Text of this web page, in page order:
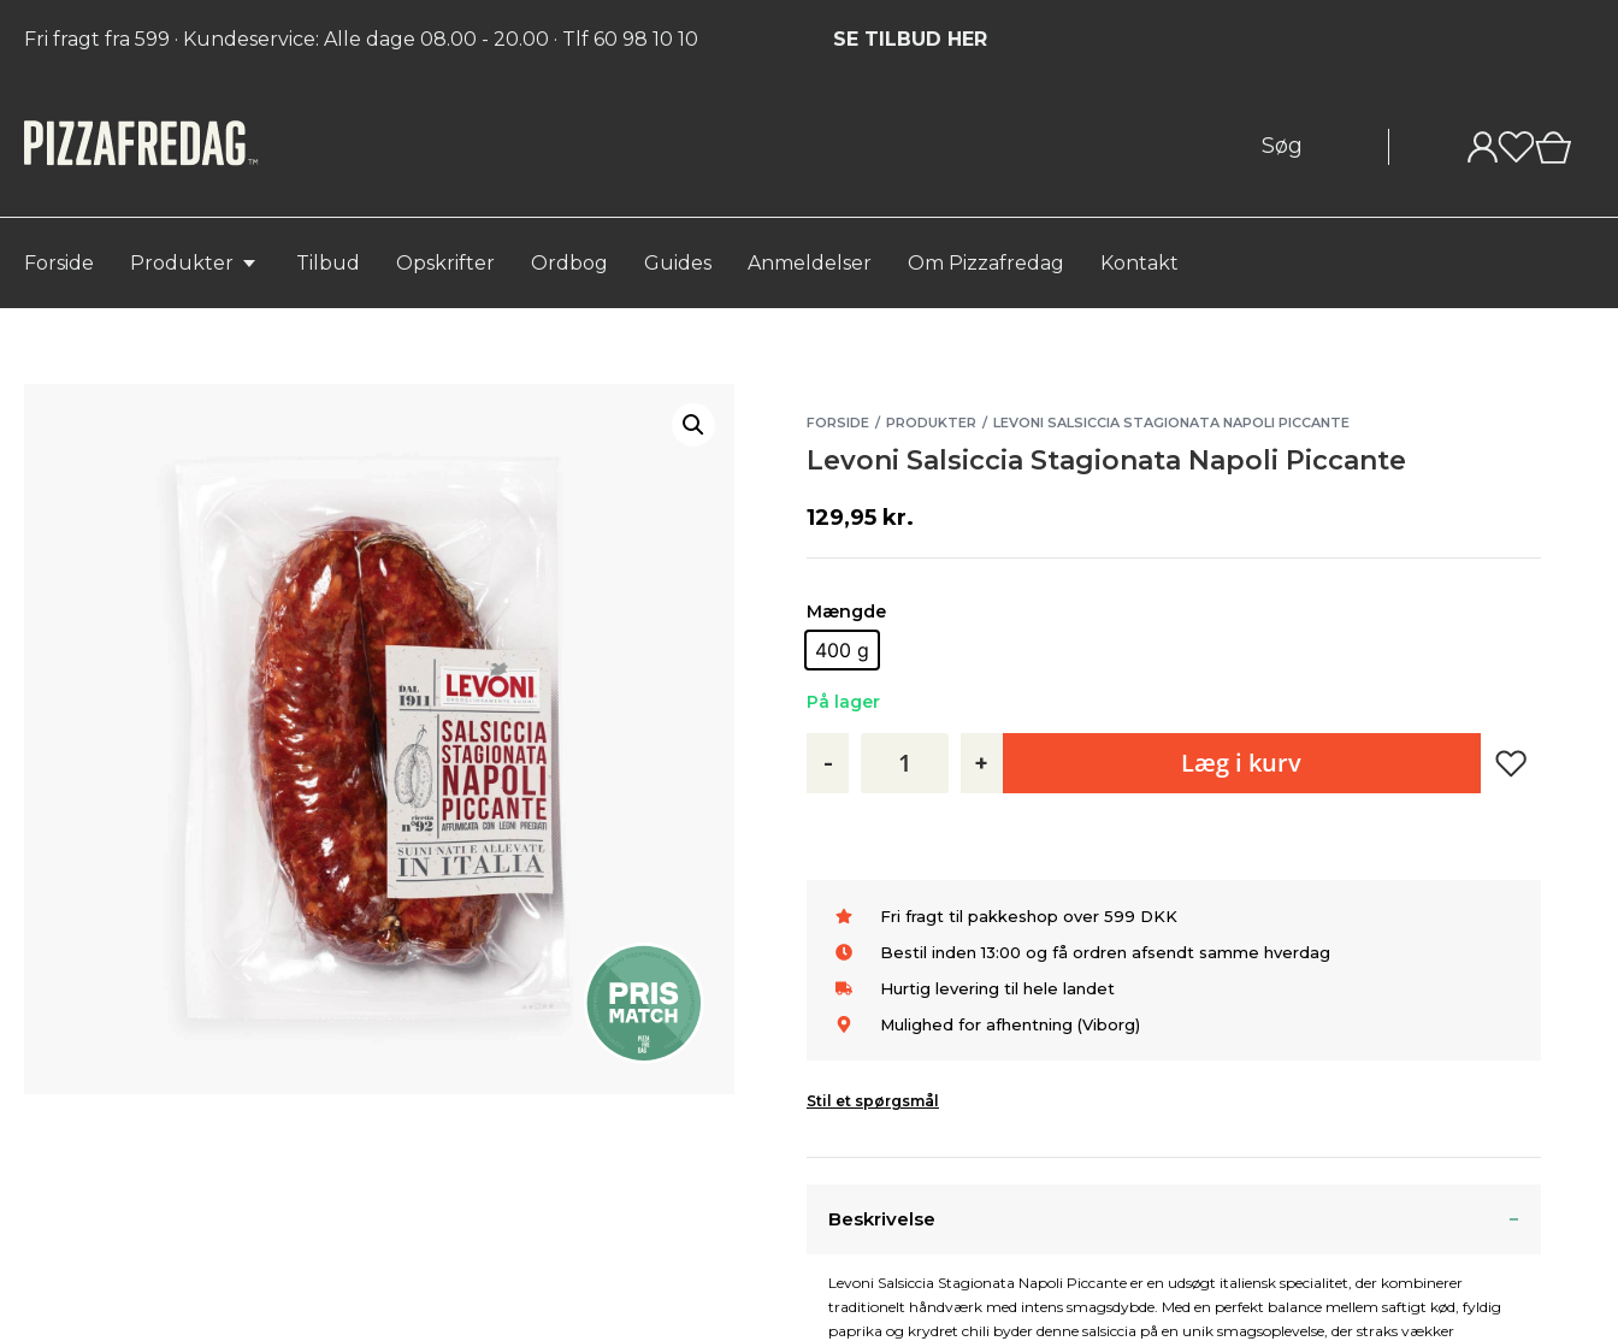
Fri fragt fra 599 · Kundeservice: Alle dage 08.00 - 20.00 · Tlf 60 98 10 10 SE TILBUD HER
Forside Produkter Tilbud Opskrifter Ordbog Guides Anmeldelser Om Pizzafredag Kontakt
FORSIDE / PRODUKTER / LEVONI SALSICCIA STAGIONATA NAPOLI PICCANTE
Levoni Salsiccia Stagionata Napoli Piccante
129,95 kr.
Mængde
400 g
På lager
- + Læg i kurv
Fri fragt til pakkeshop over 599 DKK
Bestil inden 13:00 og få ordren afsendt samme hverdag
Hurtig levering til hele landet
Mulighed for afhentning (Viborg)
Stil et spørgsmål
Beskrivelse
Levoni Salsiccia Stagionata Napoli Piccante er en udsøgt italiensk specialitet, der kombinerer
traditionelt håndværk med intens smagsdybde. Med en perfekt balance mellem saftigt kød, fyldig
paprika og krydret chili byder denne salsiccia på en unik smagsoplevelse, der straks vækker